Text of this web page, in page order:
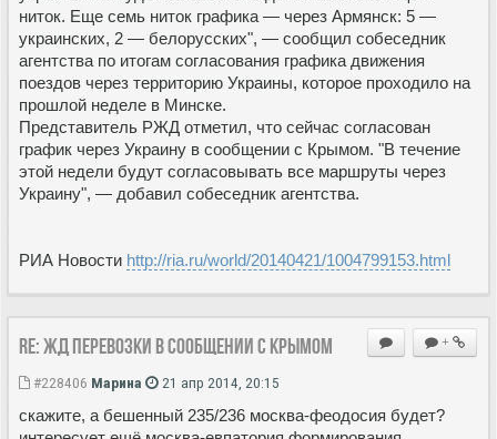
ниток. Еще семь ниток графика — через Армянск: 5 —
украинских, 2 — белорусских", — сообщил собеседник
агентства по итогам согласования графика движения
поездов через территорию Украины, которое проходило на
прошлой неделе в Минске.
Представитель РЖД отметил, что сейчас согласован
график через Украину в сообщении с Крымом. "В течение
этой недели будут согласовывать все маршруты через
Украину", — добавил собеседник агентства.
РИА Новости http://ria.ru/world/20140421/1004799153.html
+
Re: ЖД перевозки в сообщении с Крымом
#228406 Марина 21 апр 2014, 20:15
скажите, а бешенный 235/236 москва-феодосия будет?